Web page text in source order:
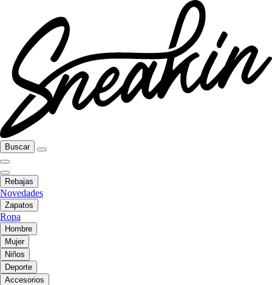
Buscar
Rebajas
Novedades
Zapatos
Ropa
Hombre
Mujer
Niños
Deporte
Accesorios